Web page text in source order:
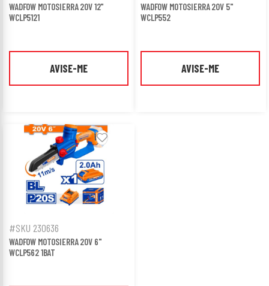
WADFOW MOTOSIERRA 20V 12"
WCLP5121
AVISE-ME
WADFOW MOTOSIERRA 20V 5"
WCLP552
AVISE-ME
#SKU 230636
WADFOW MOTOSIERRA 20V 6"
WCLP562 1BAT